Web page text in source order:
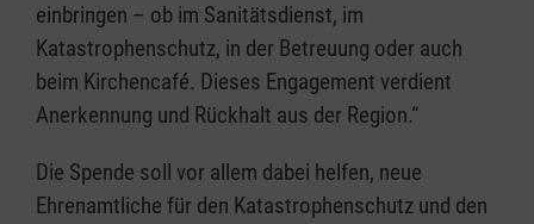
einbringen – ob im Sanitätsdienst, im
Katastrophenschutz, in der Betreuung oder auch
beim Kirchencafé. Dieses Engagement verdient
Anerkennung und Rückhalt aus der Region.“
Die Spende soll vor allem dabei helfen, neue
Ehrenamtliche für den Katastrophenschutz und den